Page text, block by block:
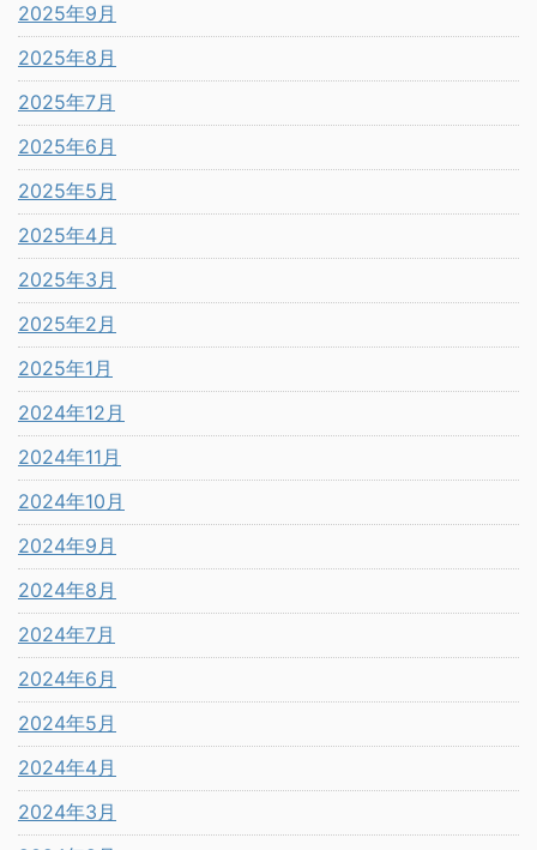
2025年9月
2025年8月
2025年7月
2025年6月
2025年5月
2025年4月
2025年3月
2025年2月
2025年1月
2024年12月
2024年11月
2024年10月
2024年9月
2024年8月
2024年7月
2024年6月
2024年5月
2024年4月
2024年3月